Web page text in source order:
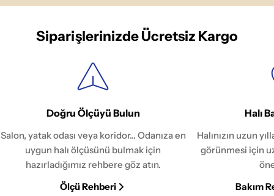
Siparişlerinizde Ücretsiz Kargo
Doğru Ölçüyü Bulun
Salon, yatak odası veya koridor... Odanıza en
uygun halı ölçüsünü bulmak için
hazırladığımız rehbere göz atın.
Ölçü Rehberi
Halı
Halınızın uzun
görünmesi için
Bakım